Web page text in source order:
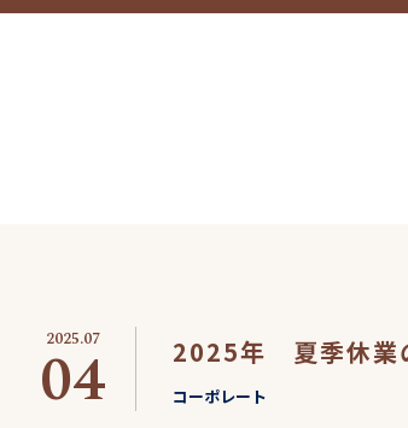
2025.07
04 2025年 夏季休業
コーポレート